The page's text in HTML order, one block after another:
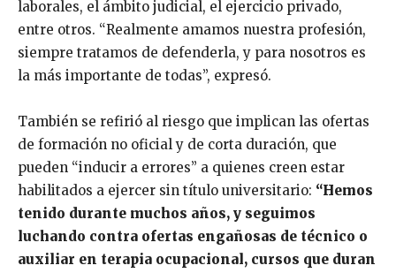
laborales, el ámbito judicial, el ejercicio privado,
entre otros. “Realmente amamos nuestra profesión,
siempre tratamos de defenderla, y para nosotros es
la más importante de todas”, expresó.
También se refirió al riesgo que implican las ofertas
de formación no oficial y de corta duración, que
pueden “inducir a errores” a quienes creen estar
habilitados a ejercer sin título universitario: “Hemos
tenido durante muchos años, y seguimos
luchando contra ofertas engañosas de técnico o
auxiliar en terapia ocupacional, cursos que duran